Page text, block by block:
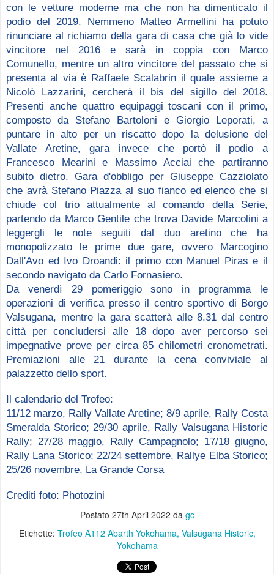
con le vetture moderne ma che non ha dimenticato il
podio del 2019. Nemmeno Matteo Armellini ha potuto
rinunciare al richiamo della gara di casa che già lo vide
vincitore nel 2016 e sarà in coppia con Marco
Comunello, mentre un altro vincitore del passato che si
presenta al via è Raffaele Scalabrin il quale assieme a
Nicolò Lazzarini, cercherà il bis del sigillo del 2018.
Presenti anche quattro equipaggi toscani con il primo,
composto da Stefano Bartoloni e Giorgio Leporati, a
puntare in alto per un riscatto dopo la delusione del
Vallate Aretine, gara invece che portò il podio a
Francesco Mearini e Massimo Acciai che partiranno
subito dietro. Gara d'obbligo per Giuseppe Cazziolato
che avrà Stefano Piazza al suo fianco ed elenco che si
chiude col trio attualmente al comando della Serie,
partendo da Marco Gentile che trova Davide Marcolini a
leggergli le note seguiti dal duo aretino che ha
monopolizzato le prime due gare, ovvero Marcogino
Dall'Avo ed Ivo Droandi: il primo con Manuel Piras e il
secondo navigato da Carlo Fornasiero.
Da venerdì 29 pomeriggio sono in programma le
operazioni di verifica presso il centro sportivo di Borgo
Valsugana, mentre la gara scatterà alle 8.31 dal centro
città per concludersi alle 18 dopo aver percorso sei
impegnative prove per circa 85 chilometri cronometrati.
Premiazioni alle 21 durante la cena conviviale al
palazzetto dello sport.
Il calendario del Trofeo:
11/12 marzo, Rally Vallate Aretine; 8/9 aprile, Rally Costa
Smeralda Storico; 29/30 aprile, Rally Valsugana Historic
Rally; 27/28 maggio, Rally Campagnolo; 17/18 giugno,
Rally Lana Storico; 22/24 settembre, Rallye Elba Storico;
25/26 novembre, La Grande Corsa
Crediti foto: Photozini
Postato 27th April 2022 da gc
Etichette: Trofeo A112 Abarth Yokohama Valsugana Historic
Yokohama